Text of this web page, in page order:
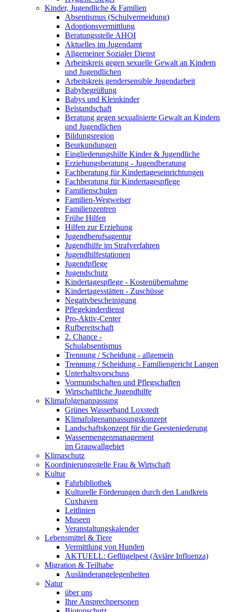
Kinder, Jugendliche & Familien
Absentismus (Schulvermeidung)
Adoptionsvermittlung
Beratungsstelle AHOI
Aktuelles im Jugendamt
Allgemeiner Sozialer Dienst
Arbeitskreis gegen sexuelle Gewalt an Kindern
und Jugendlichen
Arbeitskreis gendersensible Jugendarbeit
Babybegrüßung
Babys und Kleinkinder
Beistandschaft
Beratung gegen sexualisierte Gewalt an Kindern
und Jugendlichen
Bildungsregion
Beurkundungen
Eingliederungshilfe Kinder & Jugendliche
Erziehungsberatung - Jugendberatung
Fachberatung für Kindertageseinrichtungen
Fachberatung für Kindertagespflege
Familienschulen
Familien-Wegweiser
Familienzentren
Frühe Hilfen
Hilfen zur Erziehung
Jugendberufsagentur
Jugendhilfe im Strafverfahren
Jugendhilfestationen
Jugendpflege
Jugendschutz
Kindertagespflege - Kostenübernahme
Kindertagesstätten - Zuschüsse
Negativbescheinigung
Pflegekinderdienst
Pro-Aktiv-Center
Rufbereitschaft
2. Chance -
Schulabsentismus
Trennung / Scheidung - allgemein
Trennung / Scheidung - Familiengericht Langen
Unterhaltsvorschuss
Vormundschaften und Pflegschaften
Wirtschaftliche Jugendhilfe
Klimafolgenanpassung
Grünes Wasserband Loxstedt
Klimafolgenanpassungskonzept
Landschaftskonzept für die Geesteniederung
Wassermengenmanagement
im Grauwallgebiet
Klimaschutz
Koordinierungsstelle Frau & Wirtschaft
Kultur
Fahrbibliothek
Kulturelle Förderungen durch den Landkreis
Cuxhaven
Leitlinien
Museen
Veranstaltungskalender
Lebensmittel & Tiere
Vermittlung von Hunden
AKTUELL: Geflügelpest (Aviäre Influenza)
Migration & Teilhabe
Ausländerangelegenheiten
Natur
über uns
Ihre Ansprechpersonen